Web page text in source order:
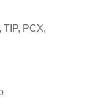
TIP, PCX,